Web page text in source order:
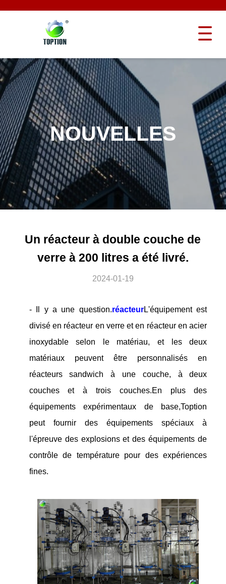
NOUVELLES
Un réacteur à double couche de
verre à 200 litres a été livré.
2024-01-19
- Il y a une question.réacteurL'équipement est
divisé en réacteur en verre et en réacteur en acier
inoxydable selon le matériau, et les deux
matériaux peuvent être personnalisés en
réacteurs sandwich à une couche, à deux
couches et à trois couches.En plus des
équipements expérimentaux de base,Toption
peut fournir des équipements spéciaux à
l'épreuve des explosions et des équipements de
contrôle de température pour des expériences
fines.